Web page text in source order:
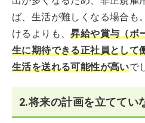
ば、生活が難しくなる場合も
けるよりも、昇給や賞与（ボ
生に期待できる正社員として
生活を送れる可能性が高いで
2.将来の計画を立ててい